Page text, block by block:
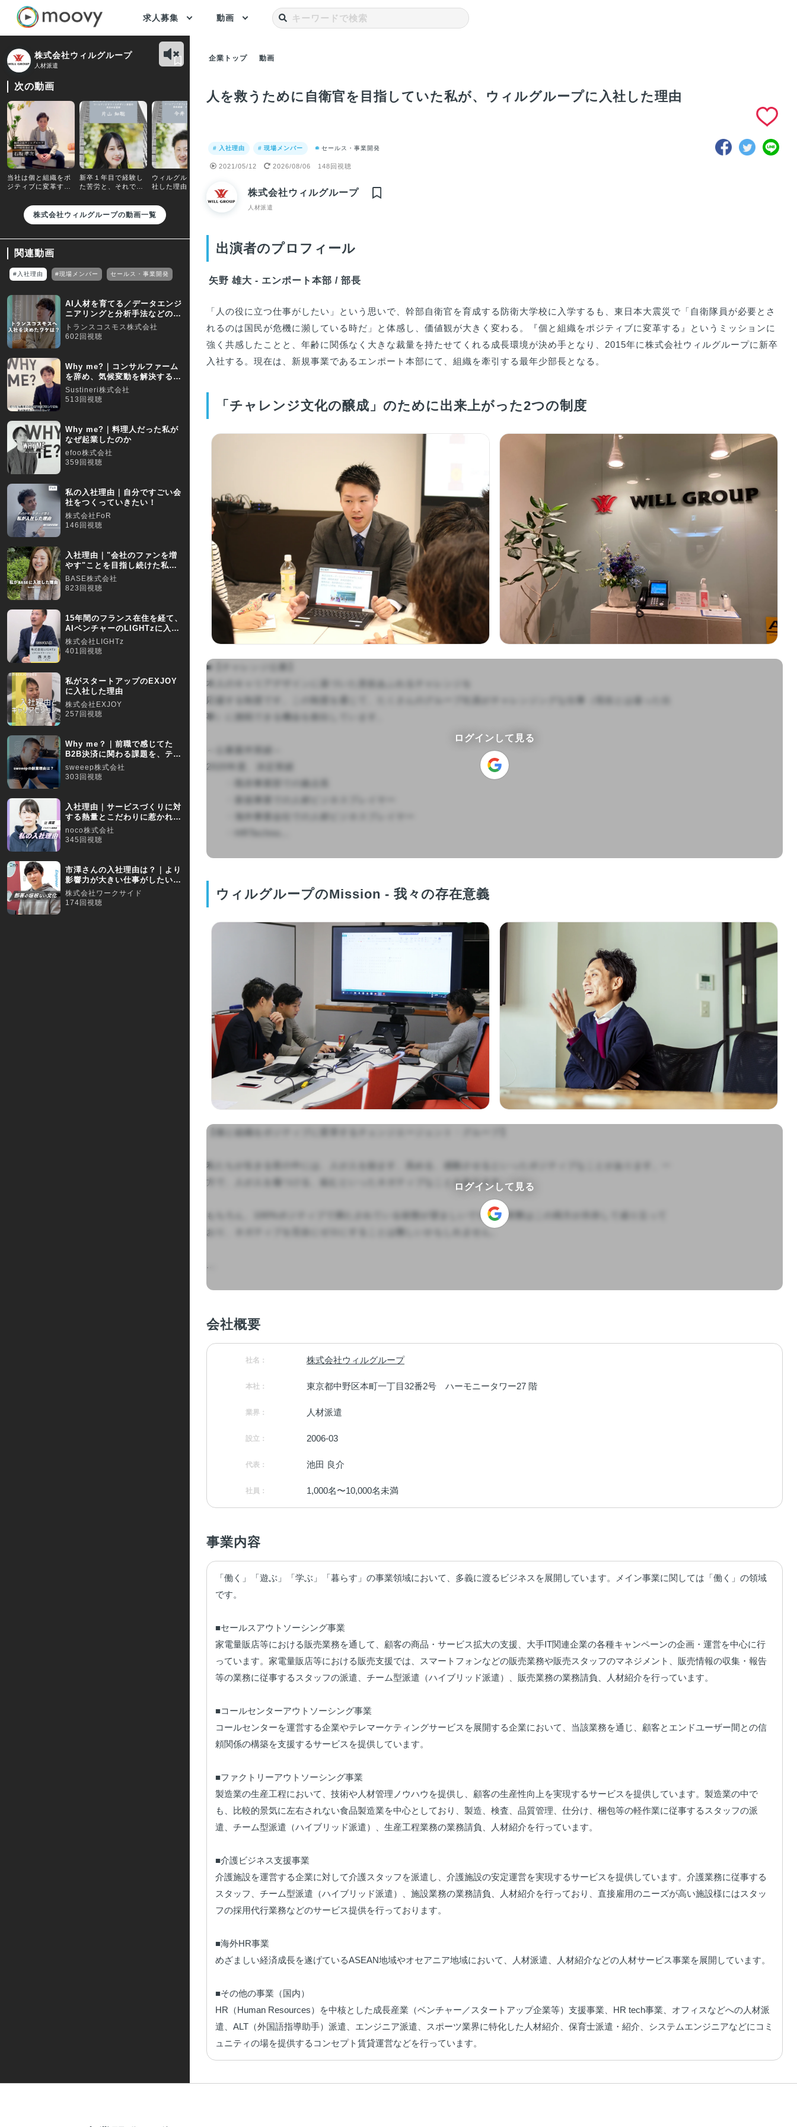
求人募集 動画
株式会社ウィルグループ
人材派遣
次の動画
当社は個と組織をポ
ジティブに変革する
トグループです
新卒１年目で経験し
た苦労と、それでも
の存在
ウィルグループへ入
社した理由と年間
MVPを獲得するまで
の軌跡
務外でもチャレンジ
する社員を応援して
くれる文化がありま
す
メッセージ 〜お互
い本気で、採用（就
株式会社ウィルグループの動画一覧
関連動画
#入社理由 #現場メンバー セールス・事業開発
AI人材を育てる／データエンジ
ニアリングと分析手法などの知
識や経験を積めます！
トランスコスモス株式会社
602回視聴
Why me?｜コンサルファーム
を辞め、気候変動を解決する会
社を起業した理由
Sustineri株式会社
513回視聴
Why me?｜料理人だった私が
なぜ起業したのか
efoo株式会社
359回視聴
私の入社理由｜自分ですごい会
社をつくっていきたい！
株式会社FoR
146回視聴
入社理由｜"会社のファンを増
やす"ことを目指し続けた私が
BASEに入社した理由
BASE株式会社
823回視聴
15年間のフランス在住を経て、
AIベンチャーのLIGHTzに入社
した理由【採用動
株式会社LIGHTz
401回視聴
私がスタートアップのEXJOY
に入社した理由
株式会社EXJOY
257回視聴
Why me？｜前職で感じてた
B2B決済に関わる課題を、テク
ノロージーの力で解決
sweeep株式会社
303回視聴
入社理由｜サービスづくりに対
する熱量とこだわりに惹かれて
入社
noco株式会社
345回視聴
市澤さんの入社理由は？｜より
影響力が大きい仕事がしたいと
考え転職
株式会社ワークサイド
174回視聴
企業トップ 動画
人を救うために自衛官を目指していた私が、ウィルグループに入社した理由
# 入社理由 # 現場メンバー セールス・事業開発
2021/05/12 2026/08/06 148回視聴
株式会社ウィルグループ
人材派遣
出演者のプロフィール
矢野 雄大 - エンポート本部 / 部長
「人の役に立つ仕事がしたい」という思いで、幹部自衛官を育成する防衛大学校に入学するも、東日本大震災で「自衛隊員が必要とさ
れるのは国民が危機に瀕している時だ」と体感し、価値観が大きく変わる。『個と組織をポジティブに変革する』というミッションに
強く共感したことと、年齢に関係なく大きな裁量を持たせてくれる成長環境が決め手となり、2015年に株式会社ウィルグループに新卒
入社する。現在は、新規事業であるエンポート本部にて、組織を牽引する最年少部長となる。
「チャレンジ文化の醸成」のために出来上がった2つの制度
■【チャレンジ公募】
本人のキャリアデザインに基づいた意欲あふれるチャレンジを
応援する制度です。この制度を通じて、たくさんのグループ社員がチャレンジングな仕事（現在とは違った仕
事）に挑戦できる機会を創出しています。
～公募案件実績～
2020年度、決定実績
ログインして見る
ウィルグループのMission - 我々の存在意義
【個と組織をポジティブに変革するチェンジエージェント・グループ】
私たちが生きる世の中には、人が人を励ます、高める、感動させるといったポジティブなことがあります。一
方で、人が人を傷つける、妬むといったネガティブなこともあります。
もちろん、100%ポジティブで満たされている状態が望ましいですが、実際はこの両方が共存して成り立って
おり、ネガティブを完全にゼロにすることは難しいかもしれません。
...
ログインして見る
会社概要
社名： 株式会社ウィルグループ
本社： 東京都中野区本町一丁目32番2号　ハーモニータワー27 階
業界： 人材派遣
設立： 2006-03
代表： 池田 良介
社員： 1,000名〜10,000名未満
事業内容
「働く」「遊ぶ」「学ぶ」「暮らす」の事業領域において、多義に渡るビジネスを展開しています。メイン事業に関しては「働く」の領域
です。
■セールスアウトソーシング事業
家電量販店等における販売業務を通して、顧客の商品・サービス拡大の支援、大手IT関連企業の各種キャンペーンの企画・運営を中心に行
っています。家電量販店等における販売支援では、スマートフォンなどの販売業務や販売スタッフのマネジメント、販売情報の収集・報告
等の業務に従事するスタッフの派遣、チーム型派遣（ハイブリッド派遣）、販売業務の業務請負、人材紹介を行っています。
■コールセンターアウトソーシング事業
コールセンターを運営する企業やテレマーケティングサービスを展開する企業において、当該業務を通じ、顧客とエンドユーザー間との信
頼関係の構築を支援するサービスを提供しています。
■ファクトリーアウトソーシング事業
製造業の生産工程において、技術や人材管理ノウハウを提供し、顧客の生産性向上を実現するサービスを提供しています。製造業の中で
も、比較的景気に左右されない食品製造業を中心としており、製造、検査、品質管理、仕分け、梱包等の軽作業に従事するスタッフの派
遣、チーム型派遣（ハイブリッド派遣）、生産工程業務の業務請負、人材紹介を行っています。
■介護ビジネス支援事業
介護施設を運営する企業に対して介護スタッフを派遣し、介護施設の安定運営を実現するサービスを提供しています。介護業務に従事する
スタッフ、チーム型派遣（ハイブリッド派遣）、施設業務の業務請負、人材紹介を行っており、直接雇用のニーズが高い施設様にはスタッ
フの採用代行業務などのサービス提供を行っております。
■海外HR事業
めざましい経済成長を遂げているASEAN地域やオセアニア地域において、人材派遣、人材紹介などの人材サービス事業を展開しています。
■その他の事業（国内）
HR（Human Resources）を中核とした成長産業（ベンチャー／スタートアップ企業等）支援事業、HR tech事業、オフィスなどへの人材派
遣、ALT（外国語指導助手）派遣、エンジニア派遣、スポーツ業界に特化した人材紹介、保育士派遣・紹介、システムエンジニアなどにコミ
ュニティの場を提供するコンセプト賃貸運営などを行っています。